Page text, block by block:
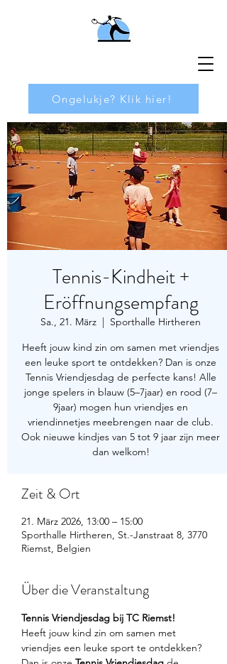
Ongelukje? Klik hier!
Tennis-Kindheit +
Eröffnungsempfang
Sa., 21. März
  |
Sporthalle Hirtheren
Heeft jouw kind zin om samen met vriendjes
een leuke sport te ontdekken? Dan is onze
Tennis Vriendjesdag de perfecte kans! Alle
jonge spelers in blauw (5–7jaar) en rood (7–
9jaar) mogen hun vriendjes en
vriendinnetjes meebrengen naar de club.
Ook nieuwe kindjes van 5 tot 9 jaar zijn meer
dan welkom!
Zeit & Ort
21. März 2026, 13:00 – 15:00
Sporthalle Hirtheren, St.-Janstraat 8, 3770
Riemst, Belgien
Über die Veranstaltung
Tennis Vriendjesdag bij TC Riemst!
Heeft jouw kind zin om samen met
vriendjes een leuke sport te ontdekken?